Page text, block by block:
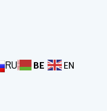
RU BE EN